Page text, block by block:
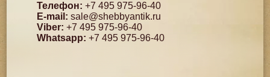
Телефон: +7 495 975-96-40
E-mail: sale@shebbyantik.ru
Viber: +7 495 975-96-40
Whatsapp: +7 495 975-96-40